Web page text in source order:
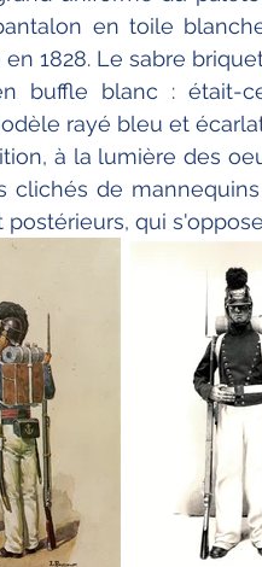
en toile
1828. Le sabre
buffle blanc : était-
rayé bleu et
à la lumière des
clichés de
qui